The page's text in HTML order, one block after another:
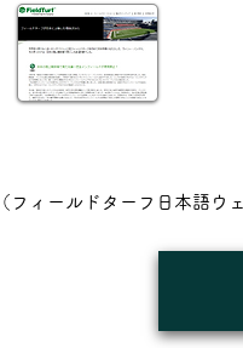
（フィールドターフ日本語ウ